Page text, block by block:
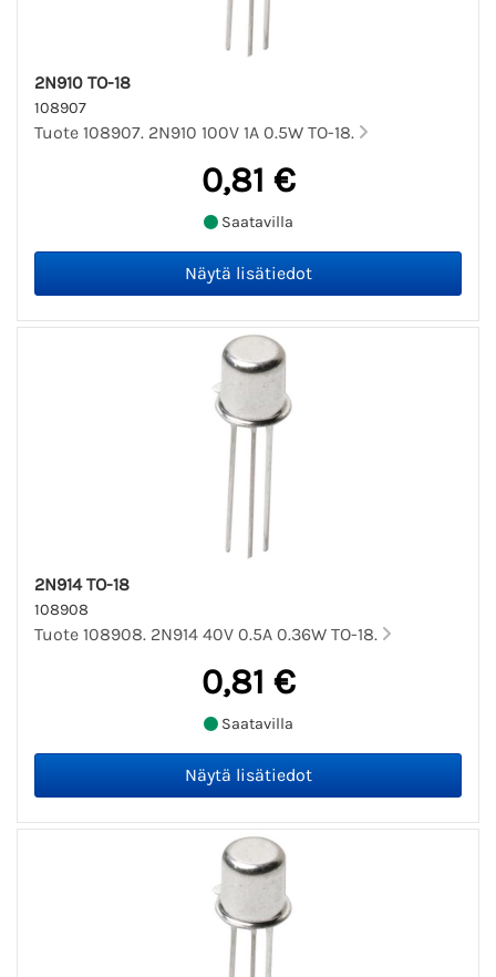
2N910 TO-18
108907
Tuote 108907. 2N910 100V 1A 0.5W TO-18.
0,81 €
Saatavilla
2N914 TO-18
108908
Tuote 108908. 2N914 40V 0.5A 0.36W TO-18.
0,81 €
Saatavilla